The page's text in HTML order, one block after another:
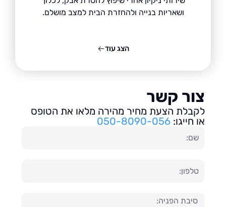
ושאריות בנייה ולהחזרת הבית למצב מושלם.
קשר
הצעת מחיר מהירה מלאו את הטופס
חייגו:050-8090-056